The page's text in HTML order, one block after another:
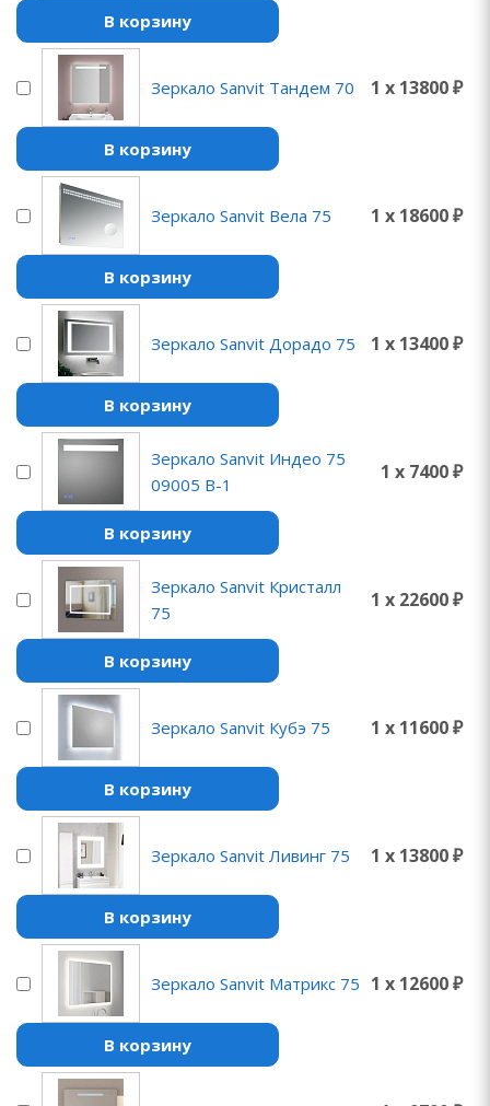
В корзину
Зеркало Sanvit Тандем 70 1 x 13800 ₽
В корзину
Зеркало Sanvit Вела 75 1 x 18600 ₽
В корзину
Зеркало Sanvit Дорадо 75 1 x 13400 ₽
В корзину
Зеркало Sanvit Индео 75
09005 B-1
1 x 7400 ₽
В корзину
Зеркало Sanvit Кристалл
75
1 x 22600 ₽
В корзину
Зеркало Sanvit Кубэ 75 1 x 11600 ₽
В корзину
Зеркало Sanvit Ливинг 75 1 x 13800 ₽
В корзину
Зеркало Sanvit Матрикс 75 1 x 12600 ₽
В корзину